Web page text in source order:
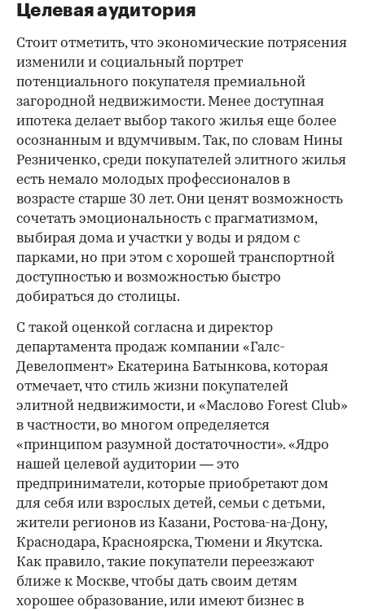
Целевая аудитория
Стоит отметить, что экономические потрясения
изменили и социальный портрет
потенциального покупателя премиальной
загородной недвижимости. Менее доступная
ипотека делает выбор такого жилья еще более
осознанным и вдумчивым. Так, по словам Нины
Резниченко, среди покупателей элитного жилья
есть немало молодых профессионалов в
возрасте старше 30 лет. Они ценят возможность
сочетать эмоциональность с прагматизмом,
выбирая дома и участки у воды и рядом с
парками, но при этом с хорошей транспортной
доступностью и возможностью быстро
добираться до столицы.
С такой оценкой согласна и директор
департамента продаж компании «Галс-
Девелопмент» Екатерина Батынкова, которая
отмечает, что стиль жизни покупателей
элитной недвижимости, и «Маслово Forest Club»
в частности, во многом определяется
«принципом разумной достаточности». «Ядро
нашей целевой аудитории — это
предприниматели, которые приобретают дом
для себя или взрослых детей, семьи с детьми,
жители регионов из Казани, Ростова-на-Дону,
Краснодара, Красноярска, Тюмени и Якутска.
Как правило, такие покупатели переезжают
ближе к Москве, чтобы дать своим детям
хорошее образование, или имеют бизнес в